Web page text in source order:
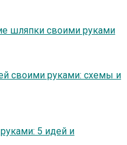
шляпки своими руками
своими руками: схемы и
5 идей и